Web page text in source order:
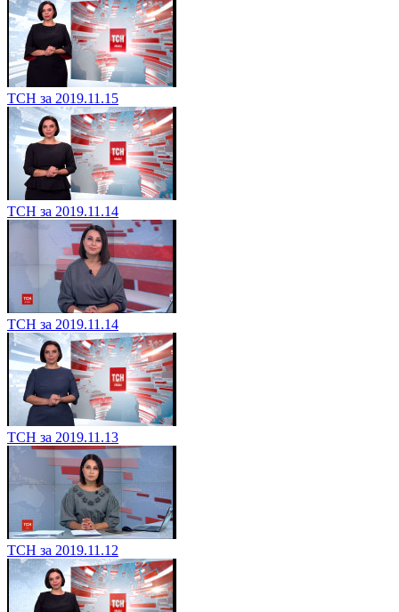
ТСН за 2019.11.15
ТСН за 2019.11.14
ТСН за 2019.11.14
ТСН за 2019.11.13
ТСН за 2019.11.12